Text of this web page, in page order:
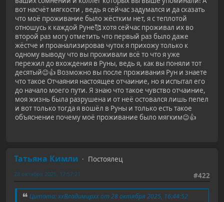
вот насчёт мягкости , ведь я сейчас задумался и да сказать
что моё проживание было жёстким нет, я с теплотой
отношусь к каждой Руне🥰 хотя сейчас проживал их во
второй раз могу отметить что первый раз было даже
жёстче и проанализировав чуток я прихожу только к
одному выводу что вы проживали всё то что я уже
пережил до вхождения в Руны, ведь я, как вы поняли тот
десятый😉👍 Возможно вы после проживания Рун и знаете
что такое Отчаяния настоящее отчаиние, но я испытал его
до начало моего пути. Я знаю что такое чувство отчаиние,
моя жизнь была разрушена и от неё остовался лишь пепел
и вот только тогда я вошёл в Руны и только есть такое
объяснение почему моё проживание было мягким😉👍
Татьяна Кимли
Постоялец
#422
28 октября 2025, 17:57:21
Цитата: ххВладимирхх от 28 октября 2025, 16:44:52